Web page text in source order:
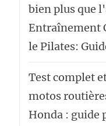
bien plus que
Entraînement
le Pilates:
Test complet
motos
Honda : guide